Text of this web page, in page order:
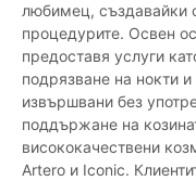
любимец, създавайки
процедурите. Освен
предоставя услуги
подрязване на нокти
извършвани без
поддържане на
висококачествени
Artero и Iconic.